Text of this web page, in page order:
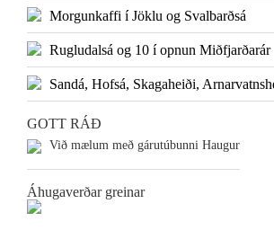
Morgunkaffi í Jöklu og Svalbarðsá
Rugludalsá og 10 í opnun Miðfjarðarár
Sandá, Hofsá, Skagaheiði,
GOTT RÁÐ
Við mælum með gárutúbunni Haugur
Áhugaverðar greinar